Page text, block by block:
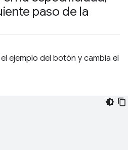
paso de la
ejemplo del botón y cambia el